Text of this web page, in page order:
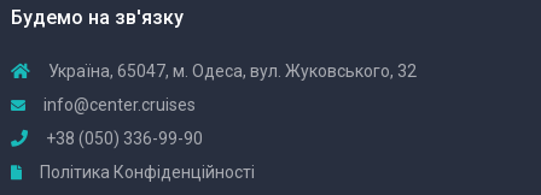
Будемо на зв'язку
Україна, 65047, м. Одеса, вул. Жуковського, 32
info@center.cruises
+38 (050) 336-99-90
Політика Конфіденційності